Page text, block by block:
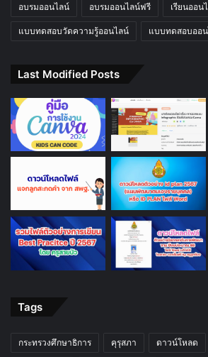
อบรมออนไลน์ อบรมออนไลน์ฟรี เรียนออน
แบบทดสอบวัดความรู้ออนไลน์ แบบทดสอบออ
Last Modified Posts
Tags
กระทรวงศึกษาธิการ คุรุสภา ดาวน์โหลด